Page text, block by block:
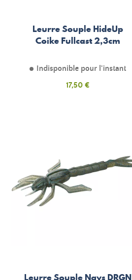
Leurre Souple HideUp
Coike Fullcast 2,3cm
Indisponible pour l'instant
Prix
17,50 €
Leurre Souple Nays DRGN